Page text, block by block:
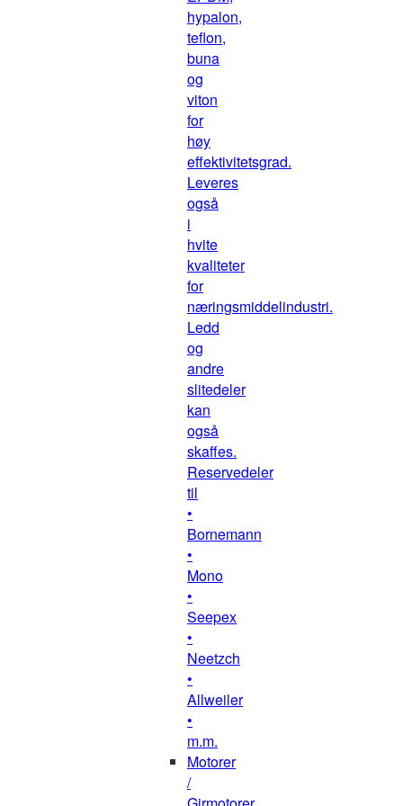
hypalon,
teflon,
buna
og
viton
for
høy
effektivitetsgrad.
Leveres
også
i
hvite
kvaliteter
for
næringsmiddelindustri.
Ledd
og
andre
slitedeler
kan
også
skaffes.
Reservedeler
til
•
Bornemann
•
Mono
•
Seepex
•
Neetzch
•
Allweiler
•
m.m.
Motorer
/